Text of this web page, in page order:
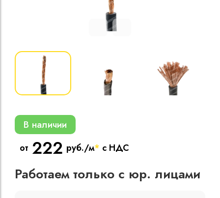
Кабели
изоляцией
В наличии
от 222 руб./м* с НДС
Работаем только с юр. лицами